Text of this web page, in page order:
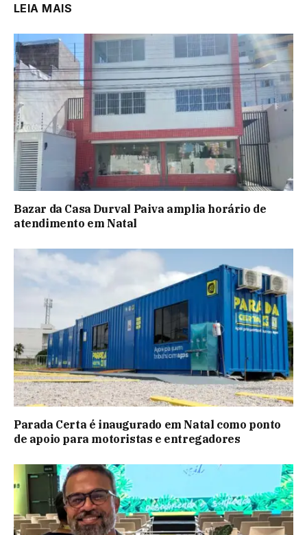
LEIA MAIS
Bazar da Casa Durval Paiva amplia horário de
atendimento em Natal
Parada Certa é inaugurado em Natal como ponto
de apoio para motoristas e entregadores